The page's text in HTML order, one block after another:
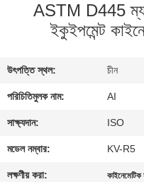
যোগাযোগ
করুন
খবর
ASTM D445
ইকুইপমেন্ট
উৎপত্তি স্থল: চীন
পরিচিতিমুলক নাম: AI
সাক্ষ্যদান: ISO
মডেল নম্বার: KV-R5
লক্ষণীয় করা: কাইনেমেটিক